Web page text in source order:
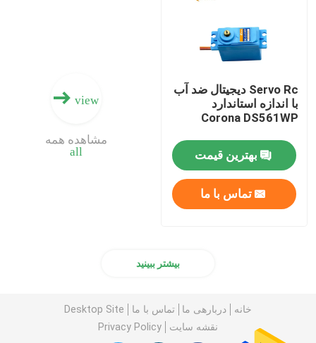
Servo Rc دیجیتال ضد آب
با اندازه استاندارد
Corona DS561WP
بهترین قیمت
تماس با ما
view
all
مشاهده همه
بیشتر ببینید
خانه دربارهی ما تماس با ما
Desktop Site
نقشه سایت
Privacy Policy